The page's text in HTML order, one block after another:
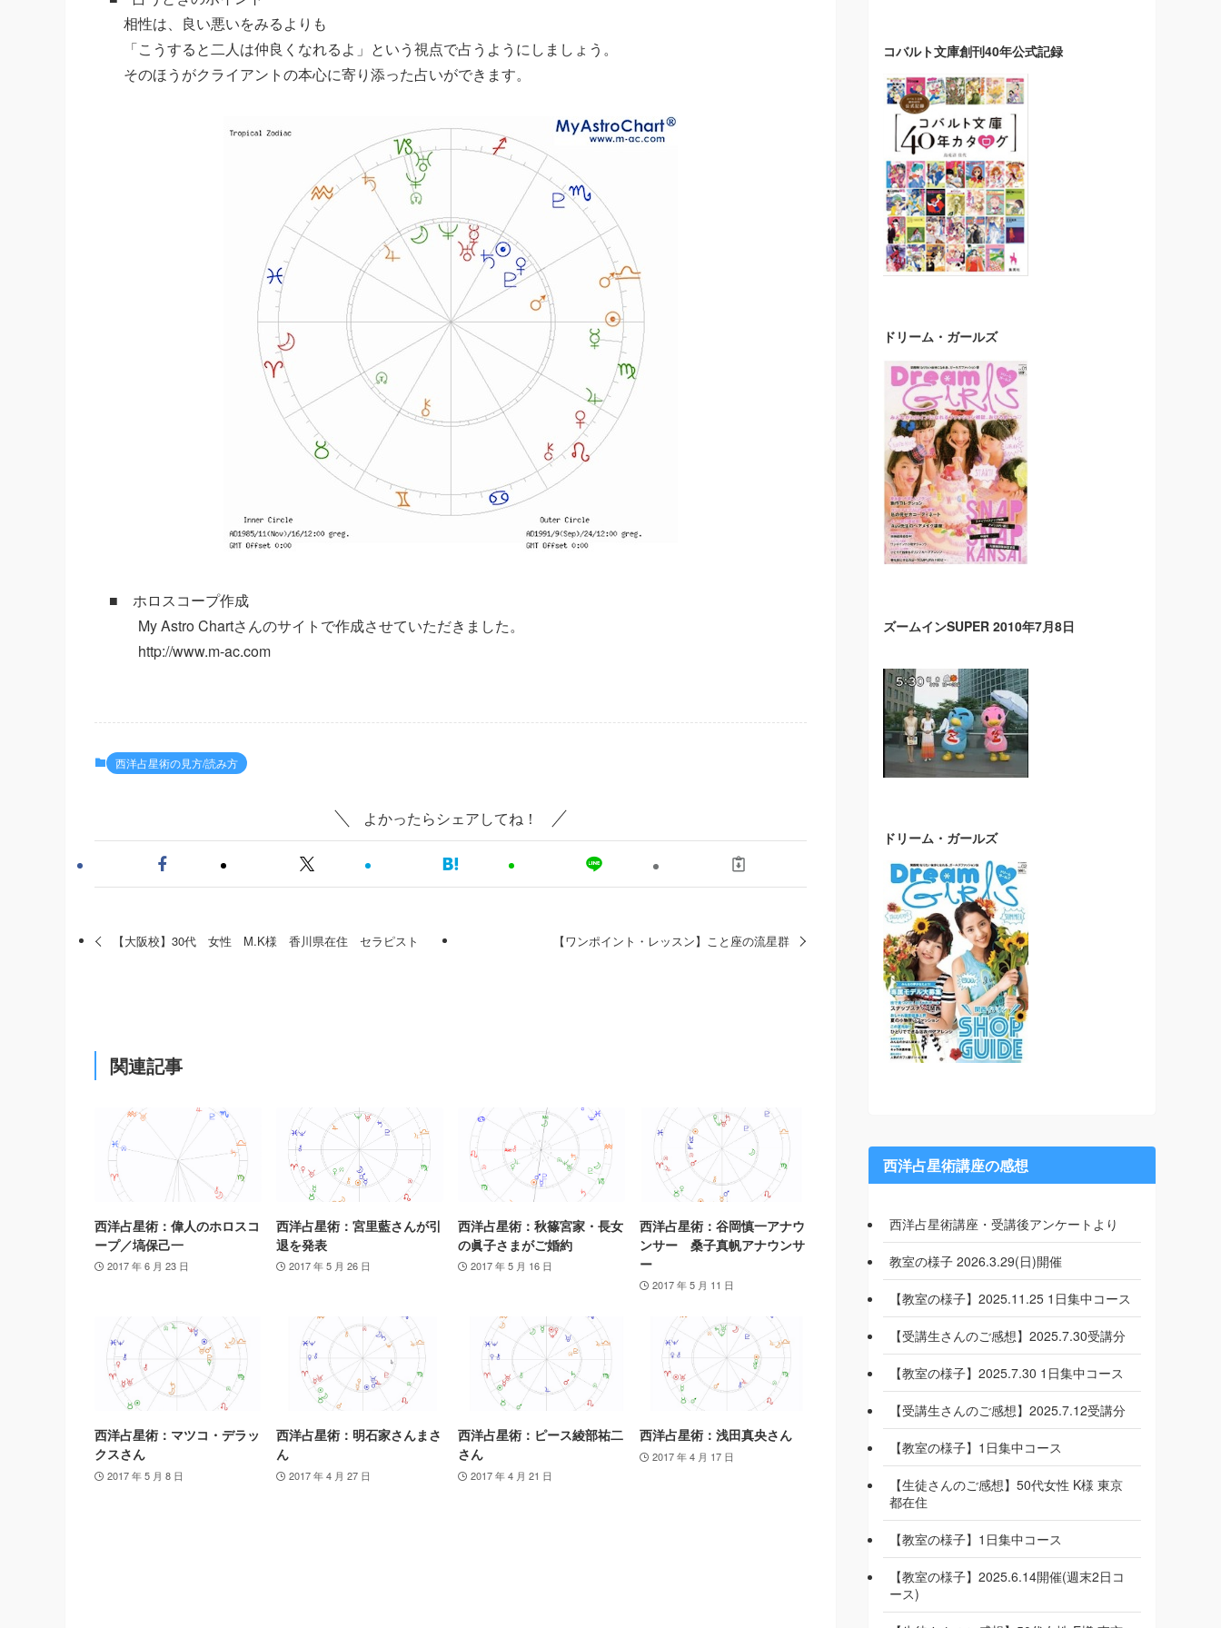
相性は、良い悪いをみるよりも
「こうすると二人は仲良くなれるよ」という視点で占うようにしましょう。
そのほうがクライアントの本心に寄り添った占いができます。
■ ホロスコープ作成
My Astro Chartさんのサイトで作成させていただきました。
http://www.m-ac.com
西洋占星術の見方/読み方
よかったらシェアしてね！
【大阪校】30代 女性 M.K様 香川県在住 セラピスト 【ワンポイント・レッスン】こと座の流星群
関連記事
西洋占星術：偉人のホロスコ
ープ／塙保己一
2017 年 6 月 23 日
西洋占星術：宮里藍さんが引
退を発表
2017 年 5 月 26 日
西洋占星術：秋篠宮家・長女
の眞子さまがご婚約
2017 年 5 月 16 日
西洋占星術：谷岡慎一アナウ
ンサー 桑子真帆アナウンサ
ー
2017 年 5 月 11 日
西洋占星術：マツコ・デラッ
クスさん
2017 年 5 月 8 日
西洋占星術：明石家さんまさ
ん
2017 年 4 月 27 日
西洋占星術：ピース綾部祐二
さん
2017 年 4 月 21 日
西洋占星術：浅田真央さん
2017 年 4 月 17 日
コバルト文庫創刊40年公式記録
ドリーム・ガールズ
ズームインSUPER 2010年7月8日
ドリーム・ガールズ
西洋占星術講座の感想
西洋占星術講座・受講後アンケートより
教室の様子 2026.3.29(日)開催
【教室の様子】2025.11.25 1日集中コース
【受講生さんのご感想】2025.7.30受講分
【教室の様子】2025.7.30 1日集中コース
【受講生さんのご感想】2025.7.12受講分
【教室の様子】1日集中コース
【生徒さんのご感想】50代女性 K様 東京
都在住
【教室の様子】1日集中コース
【教室の様子】2025.6.14開催(週末2日コ
ース)